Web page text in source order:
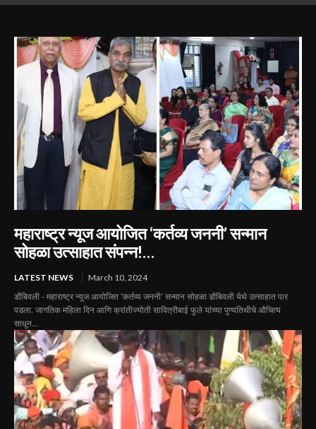
महाराष्ट्र न्यूज आयोजित ‘कर्तव्य जननी’ सन्मान
सोहळा उत्साहात संपन्न!…
LATEST NEWS March 10, 2024
डोंबिवली - महाराष्ट्र न्यूज आयोजित 'कर्तव्य जननी' सन्मान सोहळा डोंबिवली येथे उत्साहात पार
पडला. जागतिक महिला दिन आणि क्रांतीज्योती सावित्रीबाई फुले यांच्या पुण्यतिथीचे औचित्य
साधून...